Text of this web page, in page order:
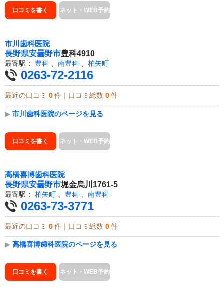
口コミを書く ネット・WEB予約
市川歯科医院
長野県安曇野市豊科4910
最寄駅： 豊科 南豊科 柏矢町
0263-72-2116
最近の口コミ 0 件｜口コミ総数 0 件
▶ 市川歯科医院のページを見る
口コミを書く ネット・WEB予約
高橋喜博歯科医院
長野県安曇野市堀金烏川1761-5
最寄駅： 柏矢町 豊科 南豊科
0263-73-3771
最近の口コミ 0 件｜口コミ総数 0 件
▶ 高橋喜博歯科医院のページを見る
口コミを書く ネット・WEB予約